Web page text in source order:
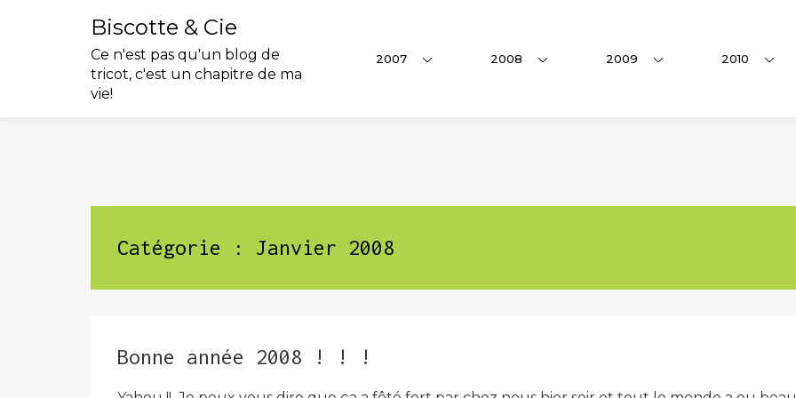
Biscotte & Cie
Ce n'est pas qu'un blog de
tricot, c'est un chapitre de ma
vie!
2007 2008 2009 2010
Catégorie : Janvier 2008
Bonne année 2008 ! ! !